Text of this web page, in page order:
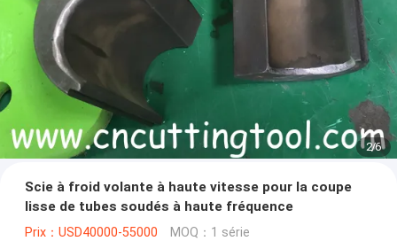
2/6
Scie à froid volante à haute vitesse pour la coupe
lisse de tubes soudés à haute fréquence
Prix：USD40000-55000 MOQ：1 série